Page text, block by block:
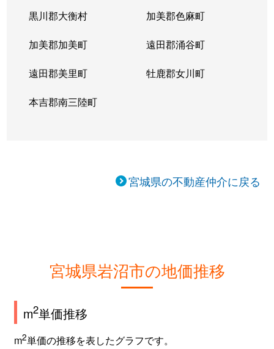
黒川郡大衡村 加美郡色麻町
加美郡加美町 遠田郡涌谷町
遠田郡美里町 牡鹿郡女川町
本吉郡南三陸町
宮城県の不動産仲介に戻る
宮城県岩沼市の地価推移
m2単価推移
m2単価の推移を表したグラフです。